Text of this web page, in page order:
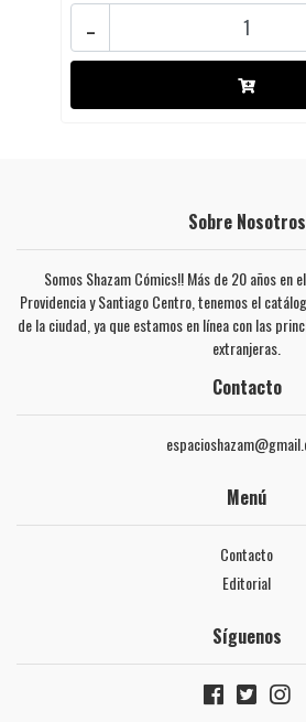
-
Sobre Nosotros
Somos Shazam Cómics!! Más de 20 años en
Providencia y Santiago Centro, tenemos el
de la ciudad, ya que estamos en línea con las
extranjeras.
Contacto
Menú
Contacto
Editorial
Síguenos